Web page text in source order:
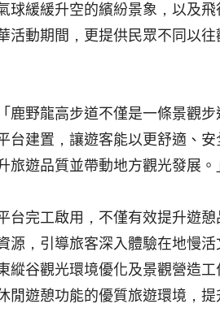
球緩緩升空的繽紛景象，以及
活動期間，更提供民眾不同以
鹿野龍高步道不僅是一條景觀
台建置，讓遊客能以更舒適、
遊品質並帶動地方觀光發展。
台完工啟用，不僅有效提升遊
源，引導旅客深入體驗在地慢
縱谷觀光環境優化及景觀營造
閒遊憩功能的優質旅遊環境，